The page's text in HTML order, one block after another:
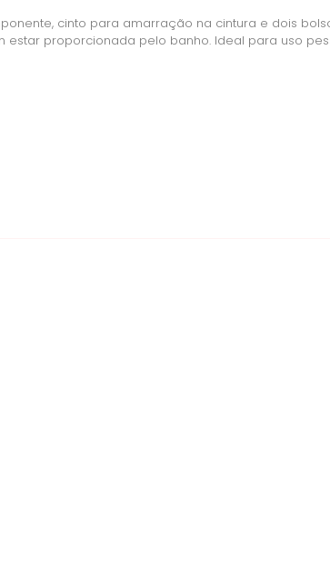
cinto para amarração na cintura e dois
proporcionada pelo banho. Ideal para uso